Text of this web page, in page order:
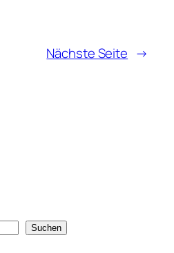
Nächste Seite →
Suchen